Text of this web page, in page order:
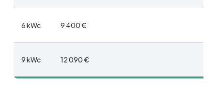
6 kWc 9 400 €
9 kWc 12 090 €